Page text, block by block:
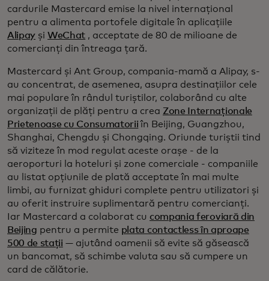
cardurile Mastercard emise la nivel internațional
pentru a alimenta portofele digitale în aplicațiile
Alipay șiWeChat , acceptate de 80 de milioane de
comercianți din întreaga țară.
Mastercard și Ant Group, compania-mamă a Alipay, s-
au concentrat, de asemenea, asupra destinațiilor cele
mai populare în rândul turiștilor, colaborând cu alte
organizații de plăți pentru a crea Zone Internaționale
Prietenoase cu Consumatoriiîn Beijing, Guangzhou,
Shanghai, Chengdu și Chongqing. Oriunde turiștii tind
să viziteze în mod regulat aceste orașe - de la
aeroporturi la hoteluri și zone comerciale - companiile
au listat opțiunile de plată acceptate în mai multe
limbi, au furnizat ghiduri complete pentru utilizatori și
au oferit instruire suplimentară pentru comercianți.
Iar Mastercard a colaborat cu compania feroviară din
Beijing pentru a permite plata contactless în aproape
500 de stații — ajutând oamenii să evite să găsească
un bancomat, să schimbe valuta sau să cumpere un
card de călătorie.